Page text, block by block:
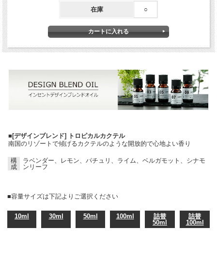
在庫 ○
■ [デザインブレンド] トロピカルカクテル
南国のリゾートで傾げるカクテルのような開放的で心地よい香り
構
成
ラベンダー、レモン、パチュリ、ライム、ベルガモット、シナモ
ンリーフ
■容量サイズは下記よりご選択ください
10ml 30ml 50ml 100ml
詰替
50ml
詰替
100ml